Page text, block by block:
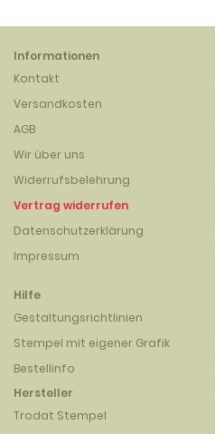
Informationen
Kontakt
Versandkosten
AGB
Wir über uns
Widerrufsbelehrung
Vertrag widerrufen
Datenschutzerklärung
Impressum
Hilfe
Gestaltungsrichtlinien
Stempel mit eigener Grafik
Bestellinfo
Hersteller
Trodat Stempel